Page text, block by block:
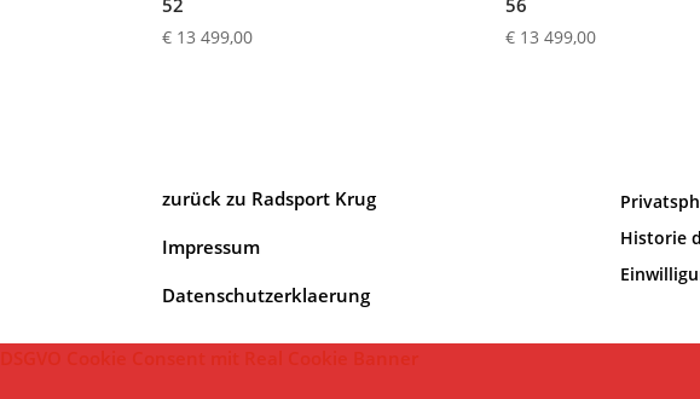
€ 13 499,00 €13 499,00
zurück zu Radsport Krug
Impressum
Datenschutzerklaerung
Historie
DSGVO Cookie Consent mit Real Cookie Banner